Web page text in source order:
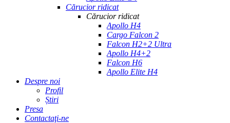
Cărucior ridicat
Cărucior ridicat
Apollo H4
Cargo Falcon 2
Falcon H2+2 Ultra
Apollo H4+2
Falcon H6
Apollo Elite H4
Despre noi
Profil
Știri
Presa
Contactaţi-ne